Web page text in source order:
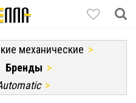
механические
Бренды